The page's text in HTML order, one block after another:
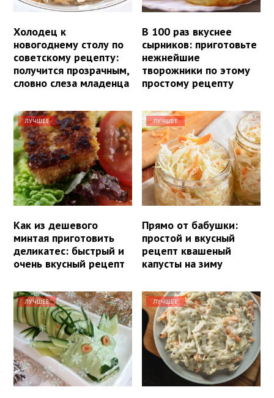
Холодец к
новогоднему столу по
советскому рецепту:
получится прозрачным,
словно слеза младенца
В 100 раз вкуснее
сырников: приготовьте
нежнейшие
творожники по этому
простому рецепту
ЛУЧШЕЕ
Как из дешевого
минтая приготовить
деликатес: быстрый и
очень вкусный рецепт
ЛУЧШЕЕ
Прямо от бабушки:
простой и вкусный
рецепт квашеный
капусты на зиму
ЛУЧШЕЕ ЛУЧШЕЕ